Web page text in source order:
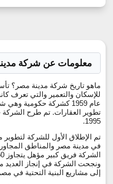
معلومات عن شركة
ماهو تاريخ شركة مدينة مصر؟
للإسكان والتعمير والتي تعرف
عام 1959 كشركة حكومية
تطوير العقارات. تم طرح
1995.
في مدينة مصر والمناطق
ونجحت الشركة في إنجاز العديد
إلى مشاريع البنية التحتية في